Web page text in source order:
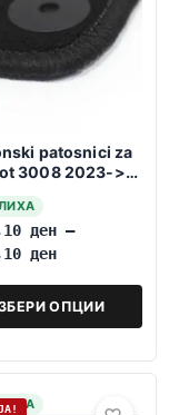
patosnici za
3008 2023->>
ден –
ден
ОПЦИИ